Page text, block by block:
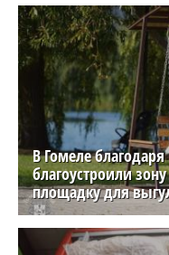
В Гомеле
благоустроили
площадку для